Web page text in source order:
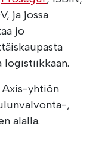
ja jossa
jo
logistiikkaan.
Axis-yhtiön
,
alalla.